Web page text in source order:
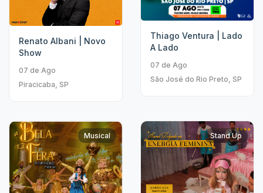
Renato Albani | Novo
Show
07 de Ago
Piracicaba, SP
Thiago Ventura | Lado
A Lado
07 de Ago
São José do Rio Preto, SP
Musical Stand Up